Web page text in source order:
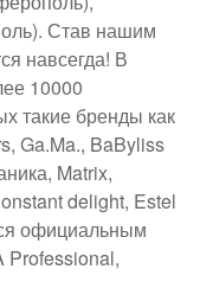
Став нашим
навсегда! В
10000
такие бренды как
Ga.Ma., BaByliss
Matrix,
delight, Estel
официальным
Professional,